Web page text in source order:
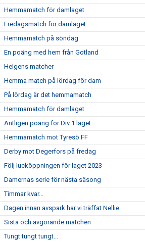
Hemmamatch för damlaget
Fredagsmatch för damlaget
Hemmamatch på söndag
En poäng med hem från Gotland
Helgens matcher
Hemma match på lördag för dam
På lördag är det hemmamatch
Hemmamatch för damlaget
Äntligen poäng för Div 1 laget
Hemmamatch mot Tyresö FF
Derby mot Degerfors på fredag
Följ lucköppningen för laget 2023
Damernas serie för nästa säsong
Timmar kvar...
Dagen innan avspark har vi träffat Nellie
Sista och avgörande matchen
Tungt tungt tungt...